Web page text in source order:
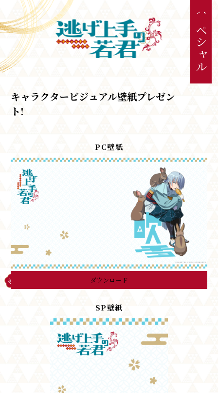
ス
ペ
シ
ャ
ル
キャラクタービジュアル壁紙プレゼン
ト!
PC壁紙
ダウンロード
SP壁紙